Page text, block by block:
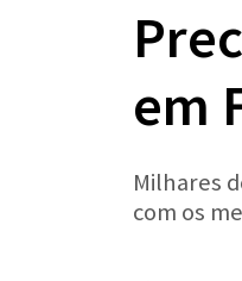
em
Milhares
com os